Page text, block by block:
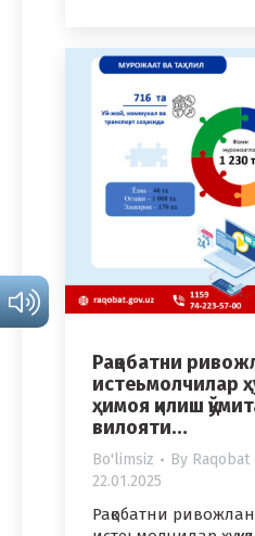
Рақобатни
истеьмолчилар
ҳимоя қилиш
вилояти…
Bo'limsiz By Raqobat
22.01.2025
Рақобатни